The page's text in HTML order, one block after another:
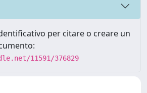
per citare o creare un
11591/376829